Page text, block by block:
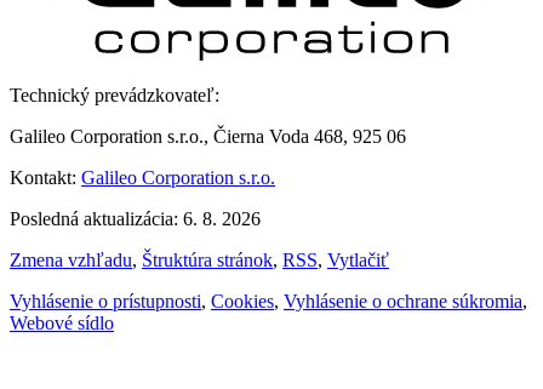
Technický prevádzkovateľ:
Galileo Corporation s.r.o., Čierna Voda 468, 925 06
Kontakt: Galileo Corporation s.r.o.
Posledná aktualizácia: 6. 8. 2026
Zmena vzhľadu, Štruktúra stránok, RSS, Vytlačiť
Vyhlásenie o prístupnosti, Cookies, Vyhlásenie o ochrane súkromia,
Webové sídlo